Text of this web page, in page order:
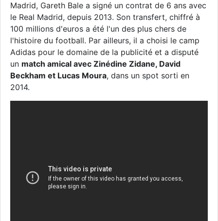
Madrid, Gareth Bale a signé un contrat de 6 ans avec
le Real Madrid, depuis 2013. Son transfert, chiffré à
100 millions d'euros a été l'un des plus chers de
l'histoire du football. Par ailleurs, il a choisi le camp
Adidas pour le domaine de la publicité et a disputé
un match amical avec Zinédine Zidane, David
Beckham et Lucas Moura, dans un spot sorti en
2014.